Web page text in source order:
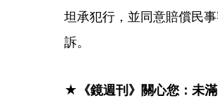
坦承犯行，並同意賠償民
訴。
★《鏡週刊》關心您：未